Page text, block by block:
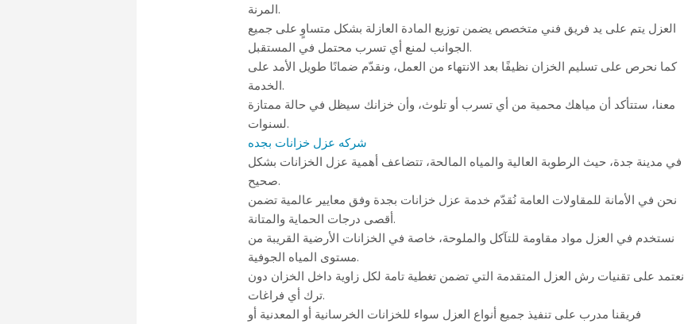
المرنة.
العزل يتم على يد فريق فني متخصص يضمن توزيع المادة العازلة بشكل متساوٍ على جميع
الجوانب لمنع أي تسرب محتمل في المستقبل.
كما نحرص على تسليم الخزان نظيفًا بعد الانتهاء من العمل، ونقدّم ضمانًا طويل الأمد على
الخدمة.
معنا، ستتأكد أن مياهك محمية من أي تسرب أو تلوث، وأن خزانك سيظل في حالة ممتازة
لسنوات.
شركه عزل خزانات بجده
في مدينة جدة، حيث الرطوبة العالية والمياه المالحة، تتضاعف أهمية عزل الخزانات بشكل
صحيح.
نحن في الأمانة للمقاولات العامة نُقدّم خدمة عزل خزانات بجدة وفق معايير عالمية تضمن
أقصى درجات الحماية والمتانة.
نستخدم في العزل مواد مقاومة للتآكل والملوحة، خاصة في الخزانات الأرضية القريبة من
مستوى المياه الجوفية.
نعتمد على تقنيات رش العزل المتقدمة التي تضمن تغطية تامة لكل زاوية داخل الخزان دون
ترك أي فراغات.
فريقنا مدرب على تنفيذ جميع أنواع العزل سواء للخزانات الخرسانية أو المعدنية أو